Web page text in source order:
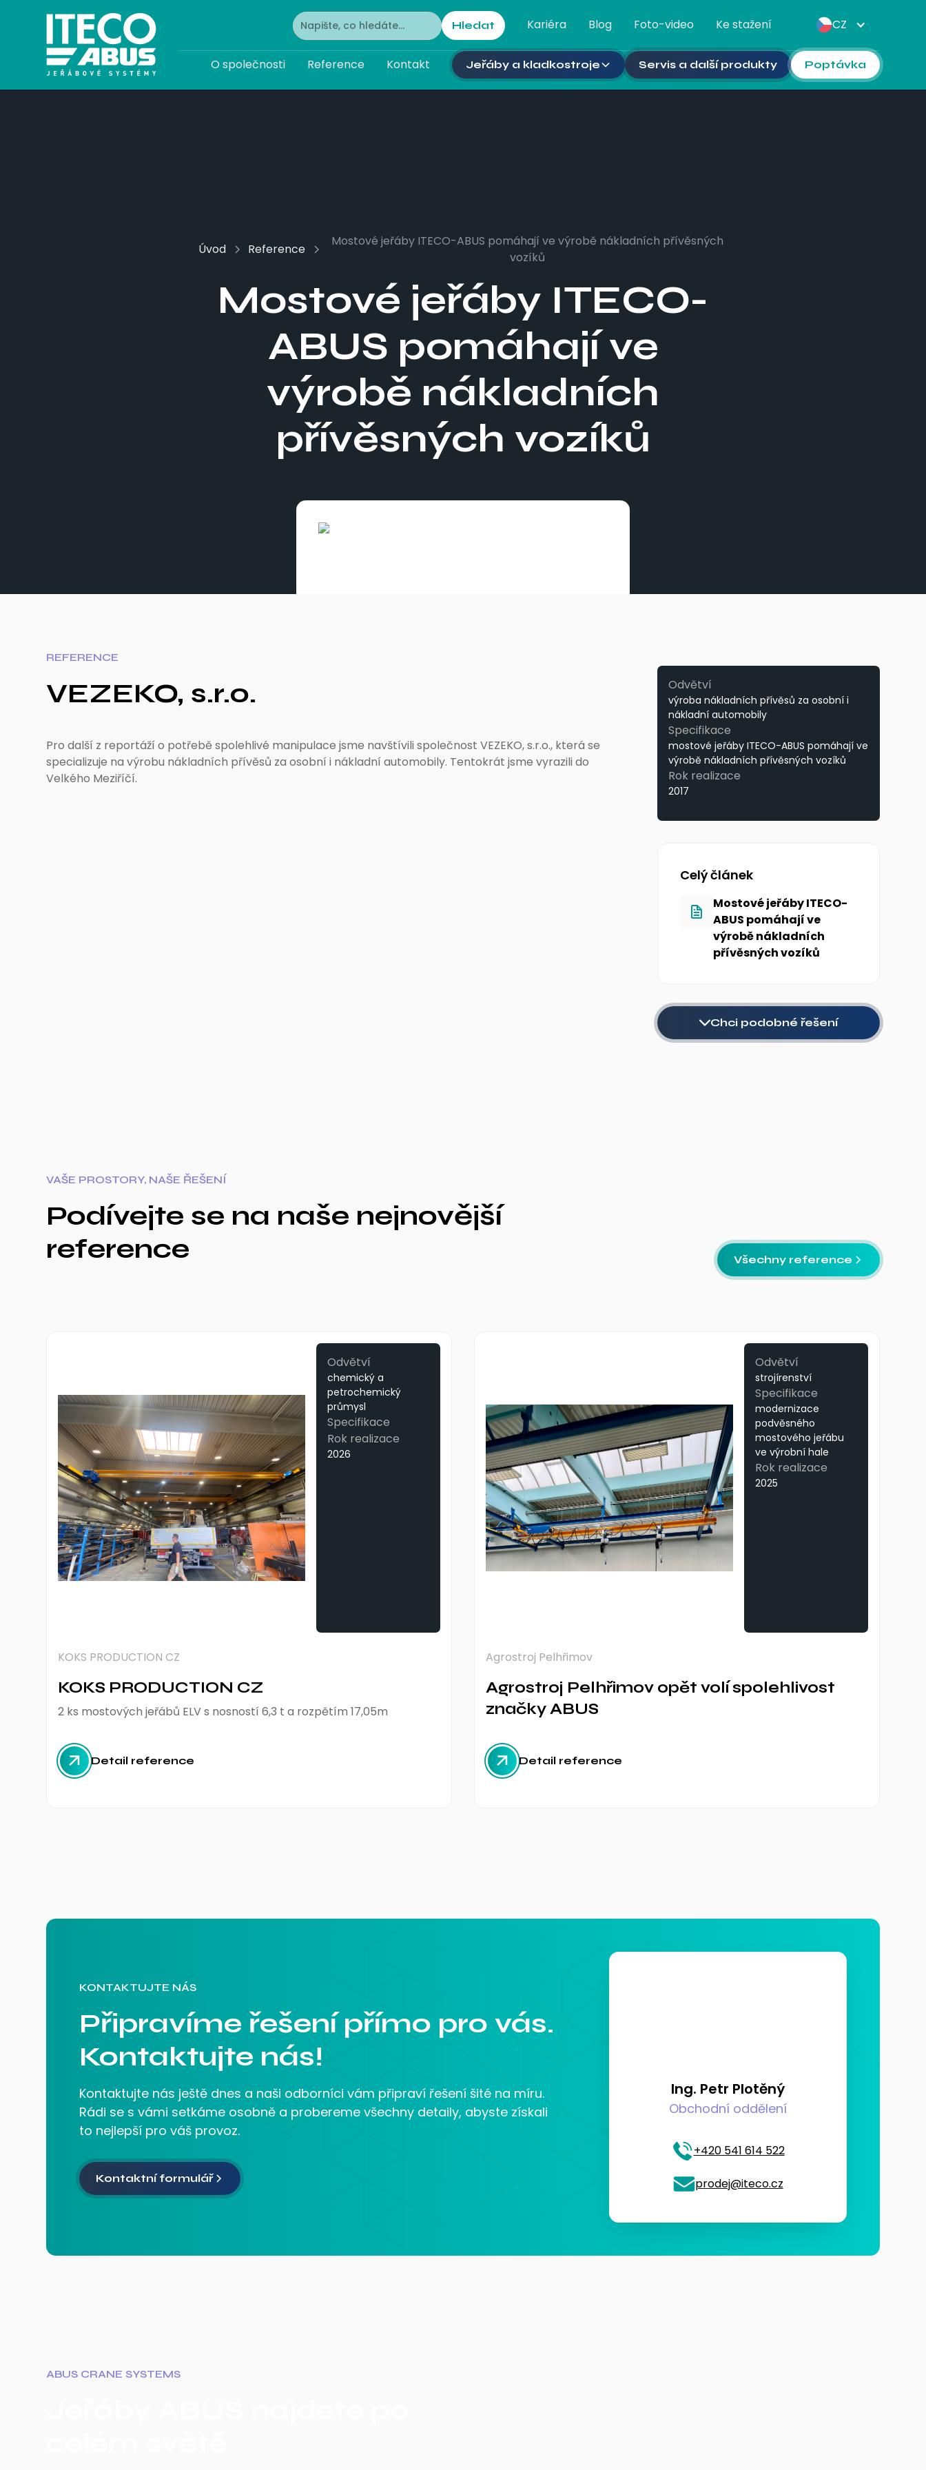
Kariéra Blog Foto-video Ke stažení CZ
O společnosti Reference Kontakt Jeřáby a kladkostroje Servis a další produkty Poptávka
Úvod Reference
Mostové jeřáby ITECO-ABUS pomáhají ve výrobě nákladních přívěsných
vozíků
Mostové jeřáby ITECO-
ABUS pomáhají ve
výrobě nákladních
přívěsných vozíků
REFERENCE
VEZEKO, s.r.o.
Pro další z reportáží o potřebě spolehlivé manipulace jsme navštívili společnost VEZEKO, s.r.o., která se
specializuje na výrobu nákladních přívěsů za osobní i nákladní automobily. Tentokrát jsme vyrazili do
Velkého Meziříčí.
Odvětví
výroba nákladních přívěsů za osobní i
nákladní automobily
Specifikace
mostové jeřáby ITECO-ABUS pomáhají ve
výrobě nákladních přívěsných vozíků
Rok realizace
2017
Celý článek
Mostové jeřáby ITECO-
ABUS pomáhají ve
výrobě nákladních
přívěsných vozíků
Chci podobné řešení
VAŠE PROSTORY, NAŠE ŘEŠENÍ
Podívejte se na naše nejnovější
reference
Všechny reference
Odvětví
chemický a
petrochemický
průmysl
Specifikace
Rok realizace
2026
KOKS PRODUCTION CZ
KOKS PRODUCTION CZ
2 ks mostových jeřábů ELV s nosností 6,3 t a rozpětím 17,05m
Detail reference
Odvětví
strojírenství
Specifikace
modernizace
podvěsného
mostového jeřábu
ve výrobní hale
Rok realizace
2025
Agrostroj Pelhřimov
Agrostroj Pelhřimov opět volí spolehlivost
značky ABUS
Detail reference
KONTAKTUJTE NÁS
Připravíme řešení přímo pro vás.
Kontaktujte nás!
Kontaktujte nás ještě dnes a naši odborníci vám připraví řešení šité na míru.
Rádi se s vámi setkáme osobně a probereme všechny detaily, abyste získali
to nejlepší pro váš provoz.
Kontaktní formulář
Ing. Petr Plotěný
Obchodní oddělení
+420 541 614 522
prodej@iteco.cz
ABUS CRANE SYSTEMS